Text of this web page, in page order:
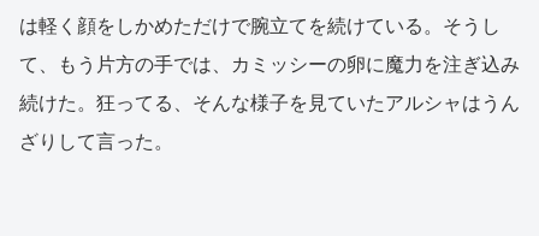
は軽く顔をしかめただけで腕立てを続けている。そうし
て、もう片方の手では、カミッシーの卵に魔力を注ぎ込み
続けた。狂ってる、そんな様子を見ていたアルシャはうん
ざりして言った。